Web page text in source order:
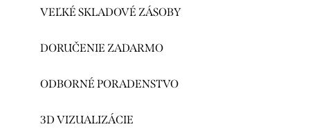
VEĽKÉ SKLADOVÉ ZÁSOBY
DORUČENIE ZADARMO
ODBORNÉ PORADENSTVO
3D VIZUALIZÁCIE